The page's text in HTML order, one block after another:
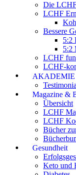
Die
LCHF
Bessere
5:2
5:2
LCHF
LCHF-
AKADEMIE
Magazine &
Übersicht
LCHF
LCHF
Bücher
Gesundheit
Keto und